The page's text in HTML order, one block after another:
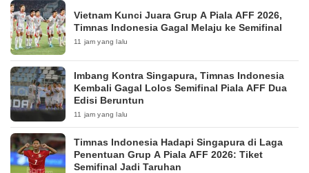
Vietnam Kunci Juara Grup A Piala AFF 2026,
Timnas Indonesia Gagal Melaju ke Semifinal
11 jam yang lalu
Imbang Kontra Singapura, Timnas Indonesia
Kembali Gagal Lolos Semifinal Piala AFF Dua
Edisi Beruntun
11 jam yang lalu
Timnas Indonesia Hadapi Singapura di Laga
Penentuan Grup A Piala AFF 2026: Tiket
Semifinal Jadi Taruhan